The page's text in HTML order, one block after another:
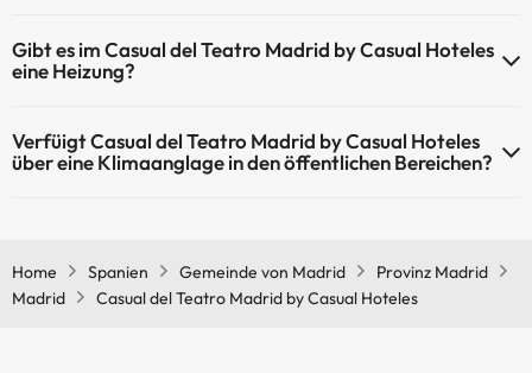
Stunden-Rezeption.
Gibt es im Casual del Teatro Madrid by Casual Hoteles
eine Heizung?
den Gemeinschaftsräumen.
Verfüigt Casual del Teatro Madrid by Casual Hoteles
über eine Klimaanglage in den öffentlichen Bereichen?
Home
Spanien Gemeinde von Madrid
Provinz Madrid
Madrid
Casual del Teatro Madrid by Casual Hoteles